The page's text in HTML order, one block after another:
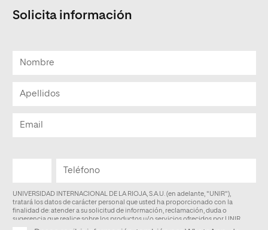
Solicita información